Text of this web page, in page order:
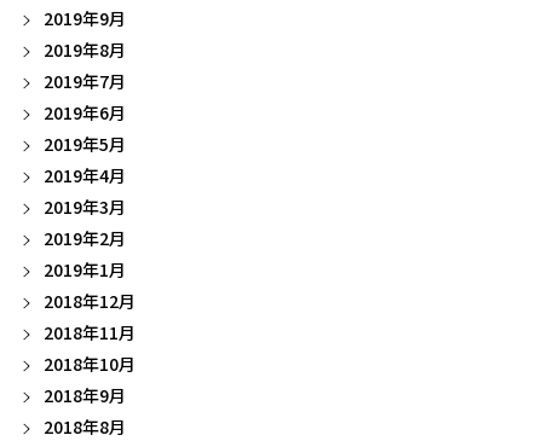
2019年9月
2019年8月
2019年7月
2019年6月
2019年5月
2019年4月
2019年3月
2019年2月
2019年1月
2018年12月
2018年11月
2018年10月
2018年9月
2018年8月